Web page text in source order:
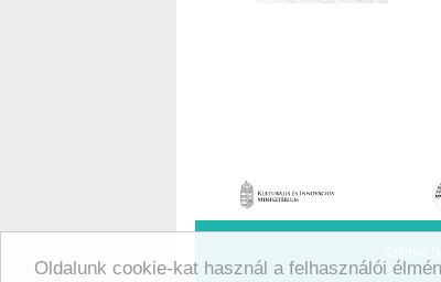
Oldalunk cookie-kat használ a felhasználói